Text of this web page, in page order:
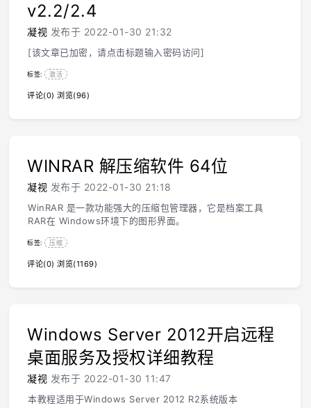
v2.2/2.4
凝视 发布于 2022-01-30 21:32
[该文章已加密，请点击标题输入密码访问]
标签: 激活
评论(0) 浏览(96)
WINRAR 解压缩软件 64位
凝视 发布于 2022-01-30 21:18
WinRAR 是一款功能强大的压缩包管理器，它是档案工具
RAR在 Windows环境下的图形界面。
标签: 压缩
评论(0) 浏览(1169)
Windows Server 2012开启远程
桌面服务及授权详细教程
凝视 发布于 2022-01-30 11:47
本教程适用于Windows Server 2012 R2系统版本